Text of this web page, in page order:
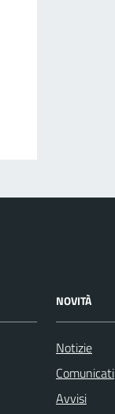
NOVITÀ
Notizie
Comunicati
Avvisi